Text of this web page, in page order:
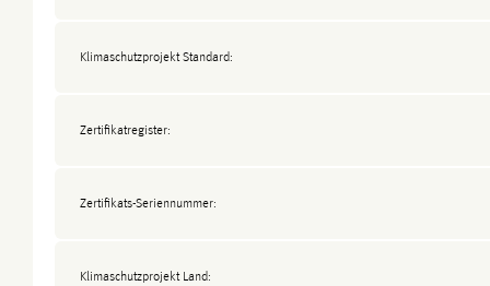
Klimaschutzprojekt Standard:
Zertifikatregister:
Zertifikats-Seriennummer:
Klimaschutzprojekt Land: